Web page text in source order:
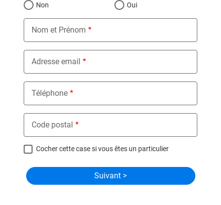
Non Oui
Nom et Prénom
Adresse email
Téléphone
Code postal
Cocher cette case si vous êtes un particulier